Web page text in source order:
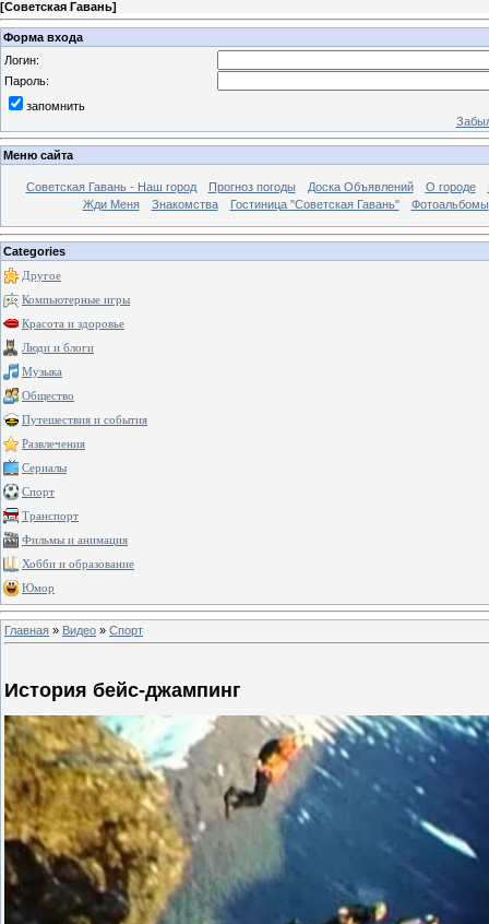
[Советская Гавань]
Форма входа
Логин:
Пароль:
запомнить
Меню сайта
Советская Гавань - Наш город Прогноз погоды Доска Объявлений О городе
Жди Меня
Знакомства Гостиница "Советская Гавань" Фотоальбомы
Categories
Другое
Компьютерные игры
Красота и здоровье
Люди и блоги
Музыка
Общество
Путешествия и события
Развлечения
Сериалы
Спорт
Транспорт
Фильмы и анимация
Хобби и образование
Юмор
Главная » Видео » Спорт
История бейс-джампинг